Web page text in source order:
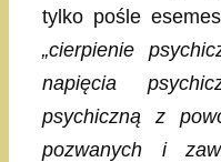
tylko pośle
„cierpienie
napięcia
psychiczną z
pozwanych i